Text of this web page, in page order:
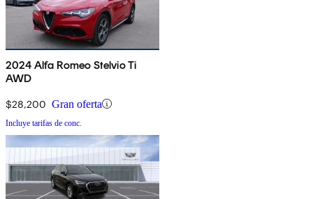
2024 Alfa Romeo Stelvio Ti
AWD
$28,200 Gran oferta
Incluye tarifas de conc.